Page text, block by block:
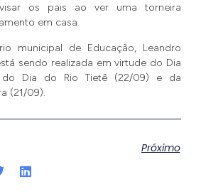
os pais ao ver uma torneira
em casa.
municipal de Educação, Leandro
sendo realizada em virtude do Dia
do Dia do Rio Tietê (22/09) e da
(21/09).
Próximo